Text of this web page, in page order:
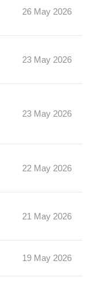
26 May 2026
23 May 2026
23 May 2026
22 May 2026
21 May 2026
19 May 2026